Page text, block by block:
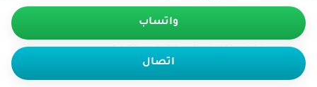
خفض تكاليف الصيانة المستقبلية.
تحسين كفاءة نظام المياه بالكامل.
واتساب
اتصال